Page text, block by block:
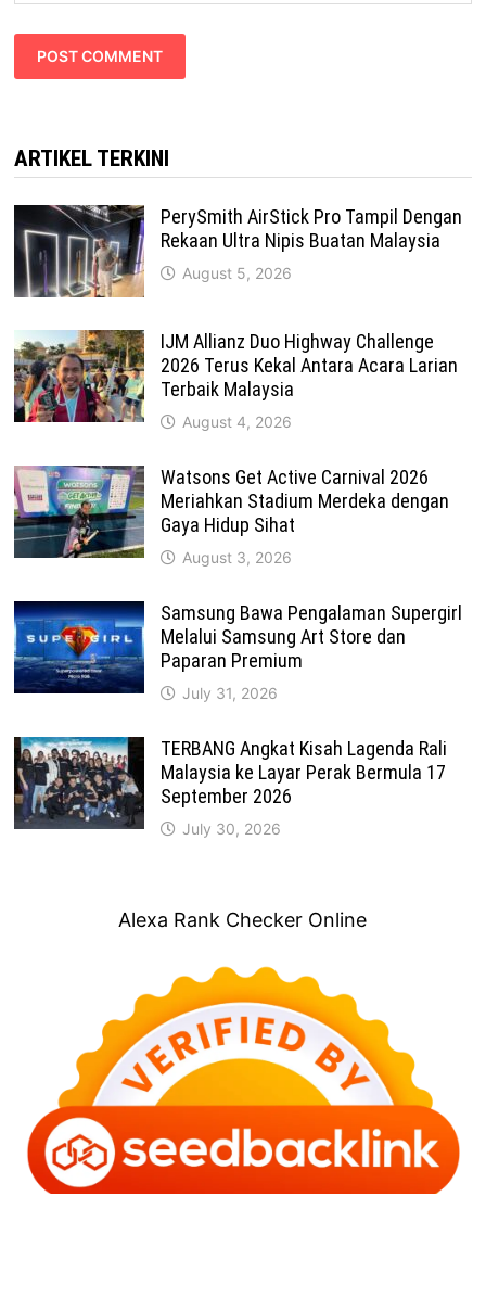
ARTIKEL TERKINI
PerySmith AirStick Pro Tampil Dengan
Rekaan Ultra Nipis Buatan Malaysia
August 5, 2026
IJM Allianz Duo Highway Challenge
2026 Terus Kekal Antara Acara Larian
Terbaik Malaysia
August 4, 2026
Watsons Get Active Carnival 2026
Meriahkan Stadium Merdeka dengan
Gaya Hidup Sihat
August 3, 2026
Samsung Bawa Pengalaman Supergirl
Melalui Samsung Art Store dan
Paparan Premium
July 31, 2026
TERBANG Angkat Kisah Lagenda Rali
Malaysia ke Layar Perak Bermula 17
September 2026
July 30, 2026
Alexa Rank Checker Online